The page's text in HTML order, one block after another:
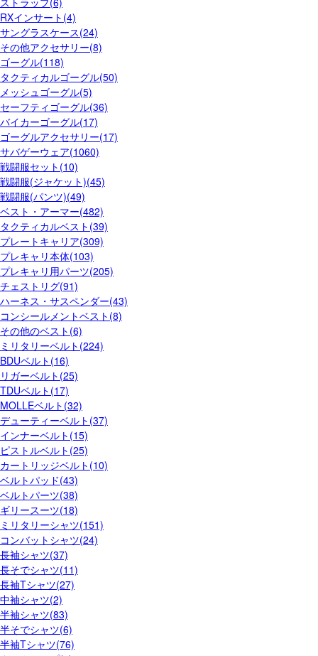
RXインサート(4)
サングラスケース(24)
その他アクセサリー(8)
ゴーグル(118)
タクティカルゴーグル(50)
メッシュゴーグル(5)
セーフティゴーグル(36)
バイカーゴーグル(17)
ゴーグルアクセサリー(17)
サバゲーウェア(1060)
戦闘服セット(10)
戦闘服(ジャケット)(45)
戦闘服(パンツ)(49)
ベスト・アーマー(482)
タクティカルベスト(39)
プレートキャリア(309)
プレキャリ本体(103)
プレキャリ用パーツ(205)
チェストリグ(91)
ハーネス・サスペンダー(43)
コンシールメントベスト(8)
その他のベスト(6)
ミリタリーベルト(224)
BDUベルト(16)
リガーベルト(25)
TDUベルト(17)
MOLLEベルト(32)
デューティーベルト(37)
インナーベルト(15)
ピストルベルト(25)
カートリッジベルト(10)
ベルトパッド(43)
ベルトパーツ(38)
ギリースーツ(18)
ミリタリーシャツ(151)
コンバットシャツ(24)
長袖シャツ(37)
長そでシャツ(11)
長袖Tシャツ(27)
中袖シャツ(2)
半袖シャツ(83)
半そでシャツ(6)
半袖Tシャツ(76)